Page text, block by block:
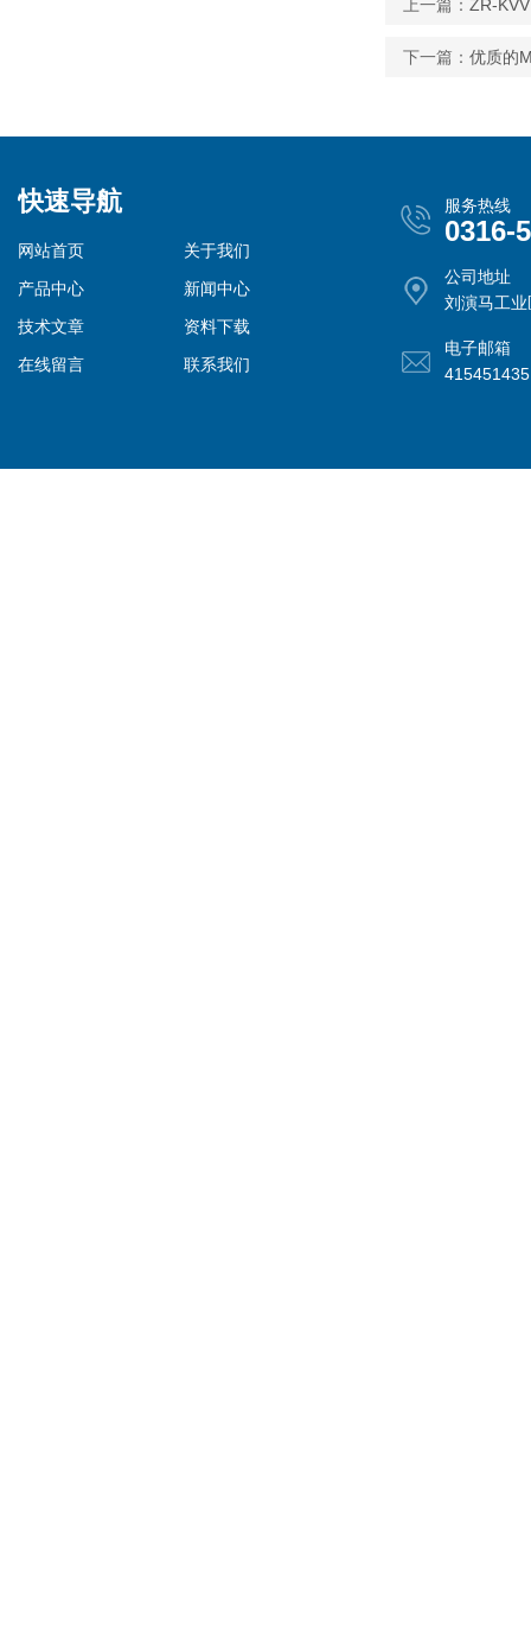
上一篇： ZR-
下一篇： 优质的
快速导航
网站首页
关于我们
产品中心
新闻中心
技术文章
资料下载
在线留言
联系我们
服务热线
0316-
公司地址
刘演马工业
电子邮箱